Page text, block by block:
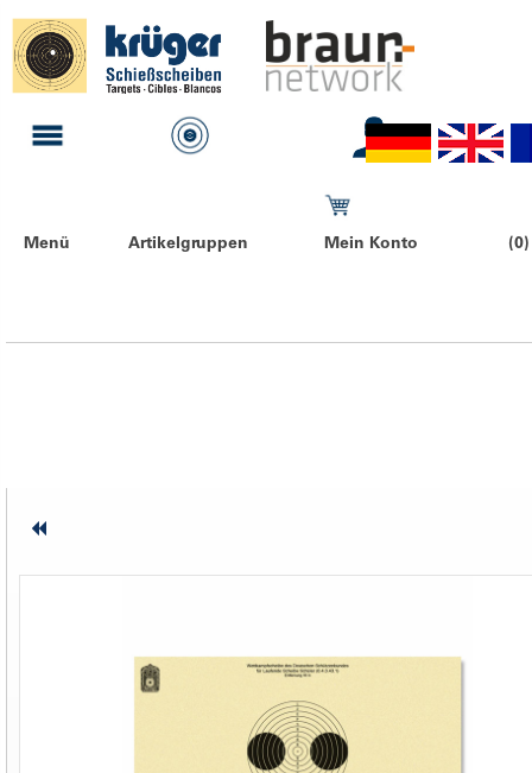
Menü Artikelgruppen Mein Konto